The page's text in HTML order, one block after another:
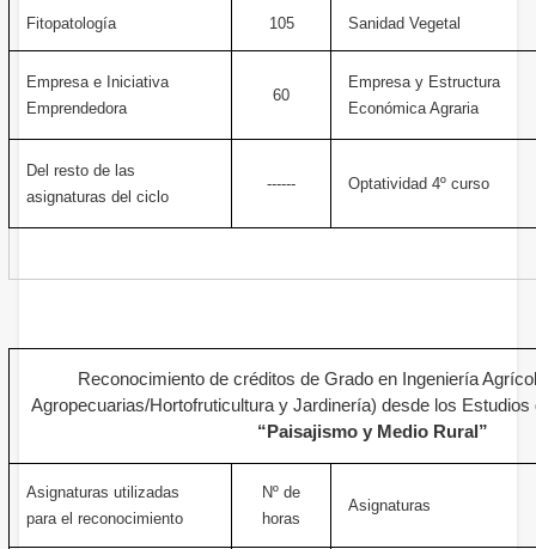
Fitopatología 105 Sanidad Vegetal
Empresa e Iniciativa
Emprendedora
60
Empresa y Estructura
Económica Agraria
Del resto de las
asignaturas del ciclo
------ Optatividad 4º curso
Reconocimiento de créditos de Grado en Ingeniería
Agropecuarias/Hortofruticultura y Jardinería) desde los Estudios
“Paisajismo y Medio Rural”
Asignaturas utilizadas
para el reconocimiento
Nº de
horas
Asignaturas